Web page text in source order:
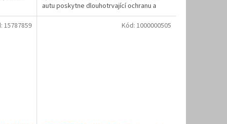
autu poskytne dlouhotrvající ochranu a
úžasný lesk!
15787859 Kód: 1000000505